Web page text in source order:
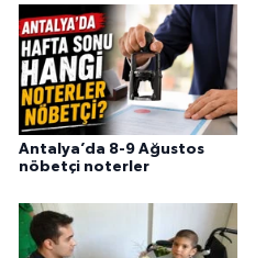
Antalya’da 8-9 Ağustos
nöbetçi noterler